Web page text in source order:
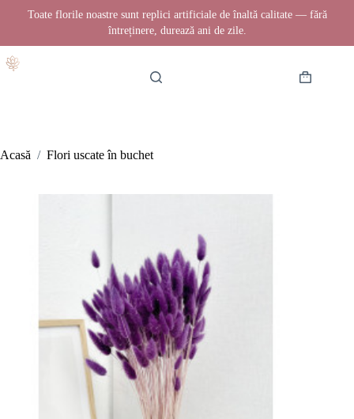
Toate florile noastre sunt replici artificiale de înaltă calitate — fără
întreținere, durează ani de zile.
la
Coș
Acasă / Flori uscate în buchet